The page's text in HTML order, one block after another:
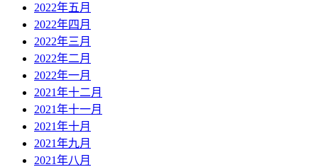
2022年五月
2022年四月
2022年三月
2022年二月
2022年一月
2021年十二月
2021年十一月
2021年十月
2021年九月
2021年八月